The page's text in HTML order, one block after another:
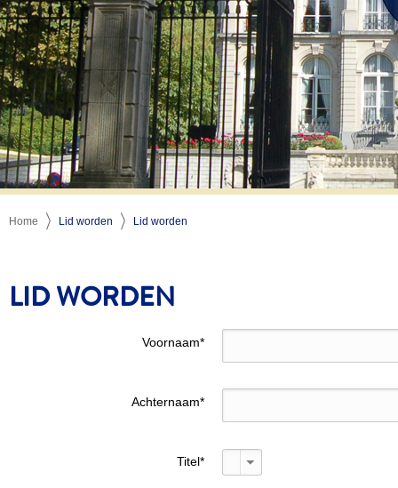
Home Lid worden Lid worden
LID WORDEN
Voornaam*
Achternaam*
Titel*